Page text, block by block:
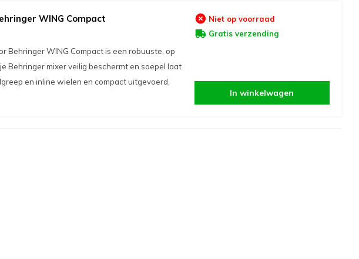
WING Compact
Behringer WING Compact is een robuuste, op
Behringer mixer veilig beschermt en soepel laat
en inline wielen en compact uitgevoerd,
Niet op voorraad
Gratis verzending
In winkelwagen